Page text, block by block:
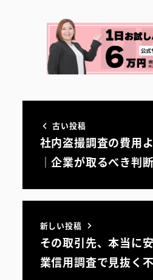
古い投稿
社内盗撮調査の費用
｜企業が取るべき判
新しい投稿
その取引先、本当に
業信用調査で見抜く